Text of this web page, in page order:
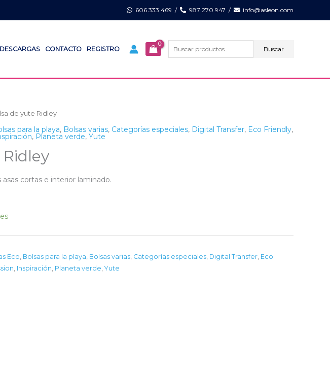
606 333 469 / 987 270 947 / info@asleon.com
DESCARGAS CONTACTO REGISTRO
por:
Buscar
de yute Ridley
para la playa, Bolsas varias, Categorías especiales, Digital Transfer, Eco Friendly,
, Planeta verde, Yute
cortas e interior laminado.
Eco Bolsas para la playa Bolsas varias Categorías especiales Digital Transfer Eco
Inspiración Planeta verde ,Yute